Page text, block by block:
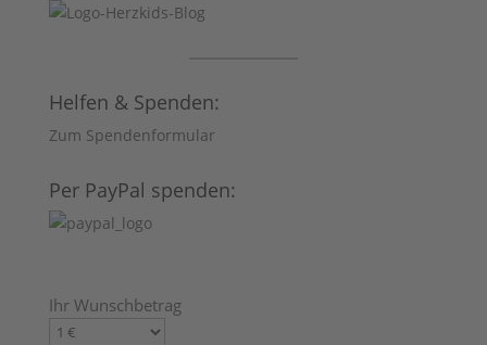
Helfen & Spenden:
Zum Spendenformular
Per PayPal spenden:
Ihr Wunschbetrag